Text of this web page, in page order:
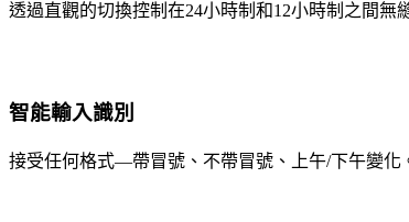
透過直觀的切換控制在24小時制和12小時制之間無
智能輸入識別
接受任何格式—帶冒號、不帶冒號、上午/下午變化